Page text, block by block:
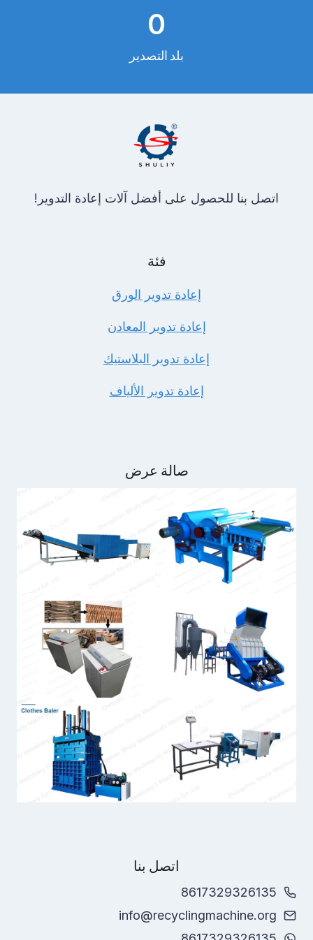
0
بلد التصدير
اتصل بنا للحصول على أفضل آلات إعادة التدوير!
فئة
إعادة تدوير الورق
إعادة تدوير المعادن
إعادة تدوير البلاستيك
إعادة تدوير الألياف
صالة عرض
اتصل بنا
8617329326135
info@recyclingmachine.org
Email
Wechat